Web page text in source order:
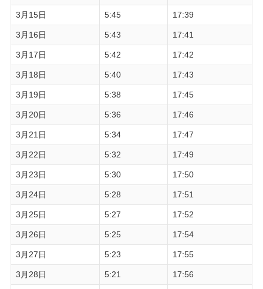
3月15日 5:45 17:39
3月16日 5:43 17:41
3月17日 5:42 17:42
3月18日 5:40 17:43
3月19日 5:38 17:45
3月20日 5:36 17:46
3月21日 5:34 17:47
3月22日 5:32 17:49
3月23日 5:30 17:50
3月24日 5:28 17:51
3月25日 5:27 17:52
3月26日 5:25 17:54
3月27日 5:23 17:55
3月28日 5:21 17:56